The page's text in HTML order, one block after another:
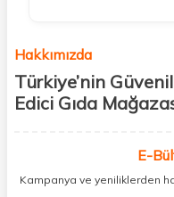
Hakkımızda
Türkiye’nin
Edici Gıda
kişisel bakım hem de takviye
buluşturuyoruz. Artık mağaza
ihtiyacınız olan her şeyi tek
E-
Kampanya ve yeniliklerden